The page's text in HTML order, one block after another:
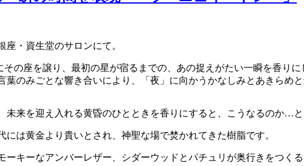
・資生堂のサロンにて。
の座を譲り、最初の星が宿るまでの、あの捉えがたい一瞬を香り
のみごとな響き合いにより、「夜」に向かうかなしみとあきらめ
未来を迎え入れる黄昏のひとときを香りにすると、こうなるのか…と
は黄金より貴いとされ、神聖な場で焚かれてきた樹脂です。
キーなアンバーレザー、シダーウッドとパチュリが奥行きをつく